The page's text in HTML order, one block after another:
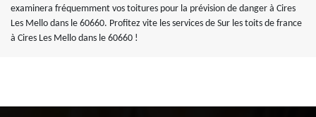
examinera fréquemment vos toitures pour la prévision de danger à Cires
Les Mello dans le 60660. Profitez vite les services de Sur les toits de france
à Cires Les Mello dans le 60660 !